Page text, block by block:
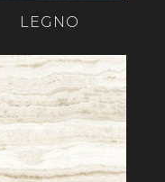
LEGNO